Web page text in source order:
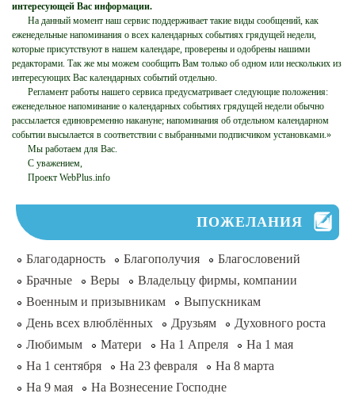
интересующей Вас информации.
На данный момент наш сервис поддерживает такие виды сообщений, как
еженедельные напоминания о всех календарных событиях грядущей недели,
которые присутствуют в нашем календаре, проверены и одобрены нашими
редакторами. Так же мы можем сообщить Вам только об одном или нескольких из
интересующих Вас календарных событий отдельно.
Регламент работы нашего сервиса предусматривает следующие положения:
еженедельное напоминание о календарных событиях грядущей недели обычно
рассылается единовременно накануне; напоминания об отдельном календарном
событии высылается в соответствии с выбранными подписчиком установками.»
Мы работаем для Вас.
С уважением,
Проект WebPlus.info
ПОЖЕЛАНИЯ
Благодарность Благополучия
Благословений
Брачные
Веры
Владельцу фирмы, компании
Военным и призывникам
Выпускникам
День всех влюблённых
Друзьям
Духовного роста
Любимым
Матери На 1 Апреля
На 1 мая
На 1 сентября
На 23 февраля
На 8 марта
На 9 мая
На Вознесение Господне